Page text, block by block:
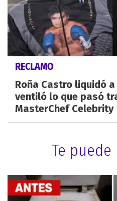
RECLAMO
Roña Castro liquidó
ventiló lo que pasó
MasterChef Celebrity
Te